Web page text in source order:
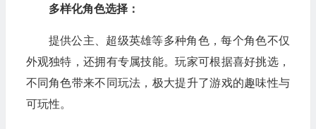
多样化角色选择：
提供公主、超级英雄等多种角色，每个角色不仅
外观独特，还拥有专属技能。玩家可根据喜好挑选，
不同角色带来不同玩法，极大提升了游戏的趣味性与
可玩性。